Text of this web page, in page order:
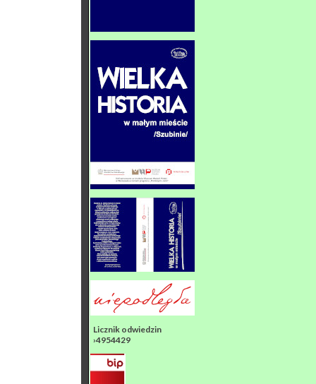
Licznik odwiedzin
›4954429